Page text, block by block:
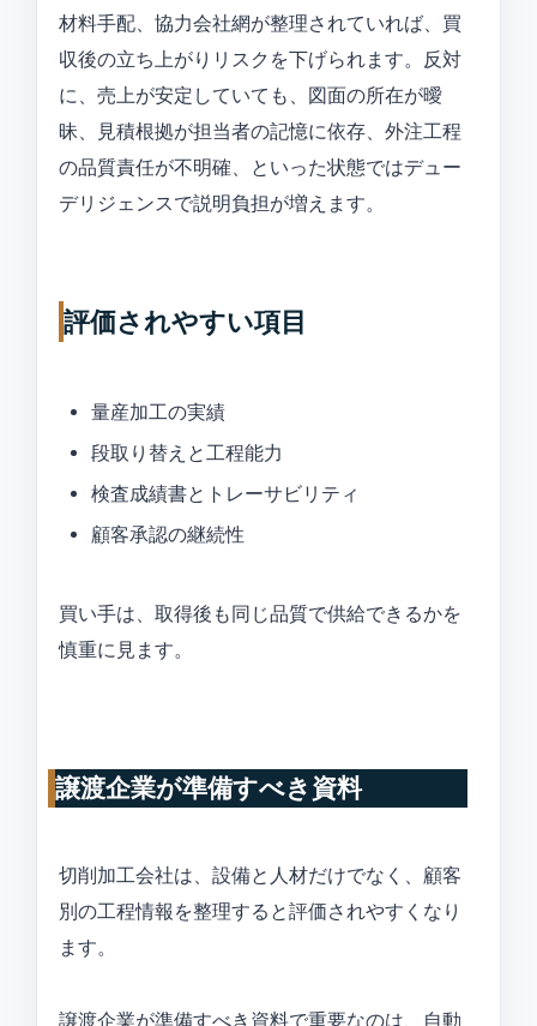
材料手配、協力会社網が整理されていれば、買
収後の立ち上がりリスクを下げられます。反対
に、売上が安定していても、図面の所在が曖
昧、見積根拠が担当者の記憶に依存、外注工程
の品質責任が不明確、といった状態ではデュー
デリジェンスで説明負担が増えます。
評価されやすい項目
量産加工の実績
段取り替えと工程能力
検査成績書とトレーサビリティ
顧客承認の継続性
買い手は、取得後も同じ品質で供給できるかを
慎重に見ます。
譲渡企業が準備すべき資料
切削加工会社は、設備と人材だけでなく、顧客
別の工程情報を整理すると評価されやすくなり
ます。
譲渡企業が準備すべき資料で重要なのは、自動